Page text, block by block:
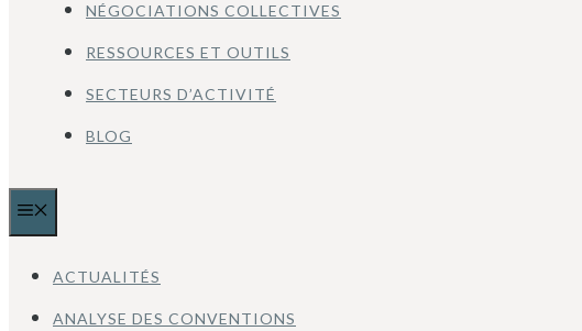
NÉGOCIATIONS COLLECTIVES
RESSOURCES ET OUTILS
SECTEURS D’ACTIVITÉ
BLOG
ACTUALITÉS
ANALYSE DES CONVENTIONS